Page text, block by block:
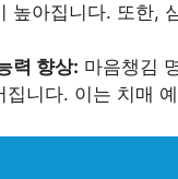
높아집니다. 또한,
력 향상: 마음챙김
니다. 이는 치매